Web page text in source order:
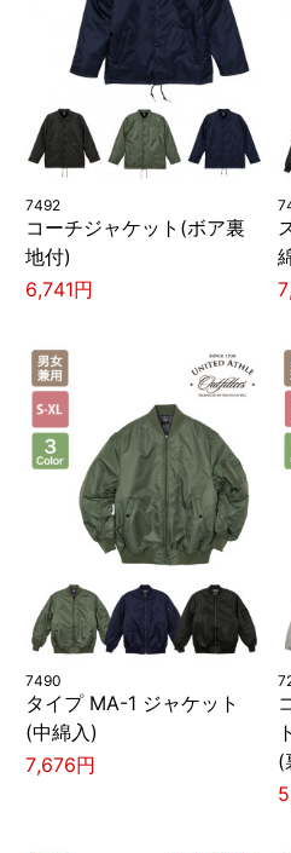
7492
コーチジャケット(ボア裏
地付)
6,741円
7490
タイプ MA-1 ジャケット
(中綿入)
7,676円
(